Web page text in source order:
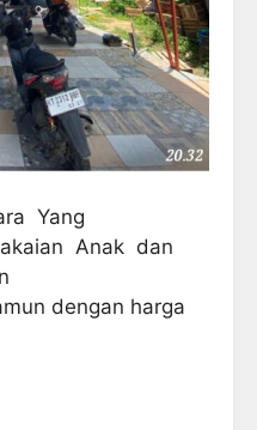
Yang
Anak dan
dengan harga